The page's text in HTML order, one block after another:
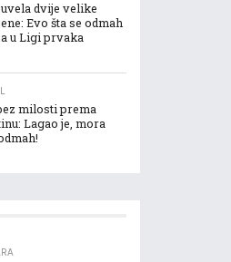
uvela dvije velike
Evo šta se odmah
u Ligi prvaka
milosti prema
Lagao je, mora